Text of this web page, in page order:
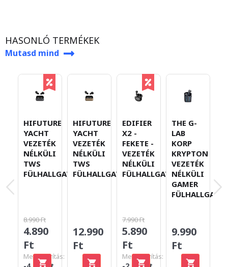
HASONLÓ TERMÉKEK
Mutasd mind
HIFUTURE
YACHT
VEZETÉK
NÉLKÜLI
TWS
FÜLHALLGATÓ
8.990 Ft
4.890
Ft
Megtakarítás:
HIFUTURE
YACHT
VEZETÉK
NÉLKÜLI
TWS
FÜLHALLGATÓ
12.990
Ft
EDIFIER
X2 -
FEKETE -
VEZETÉK
NÉLKÜLI
FÜLHALLGATÓ
7.990 Ft
5.890
Ft
Megtakarítás:
THE G-
LAB
KORP
KRYPTON
VEZETÉK
NÉLKÜLI
GAMER
FÜLHALLGATÓ
9.990
Ft